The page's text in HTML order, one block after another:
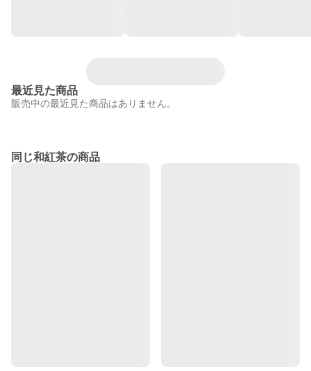
最近見た商品
販売中の最近見た商品はありません。
同じ和紅茶の商品